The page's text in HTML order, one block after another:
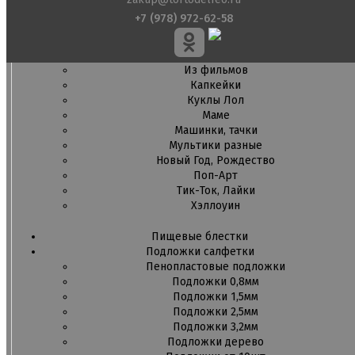
Амонг ас, Бравл старс, Майнкрафт
Бабочки Съедобная печать
Для мужчин
Единороги
Из фильмов
Капкейки
Куклы Лол
Маме
Машинки, тачки
Мультики разные
Новый Год, Рождество
Поп-Арт
Тик-Ток, Лайки
Хэллоуин
Пищевые блестки
Подложки салфетки
Пенопластовые подложки
Подложки 0,8мм
Подложки 1,5мм
Подложки 2,5мм
Подложки 3,2мм
Подложки дерево
+7 (978) 972-62-58